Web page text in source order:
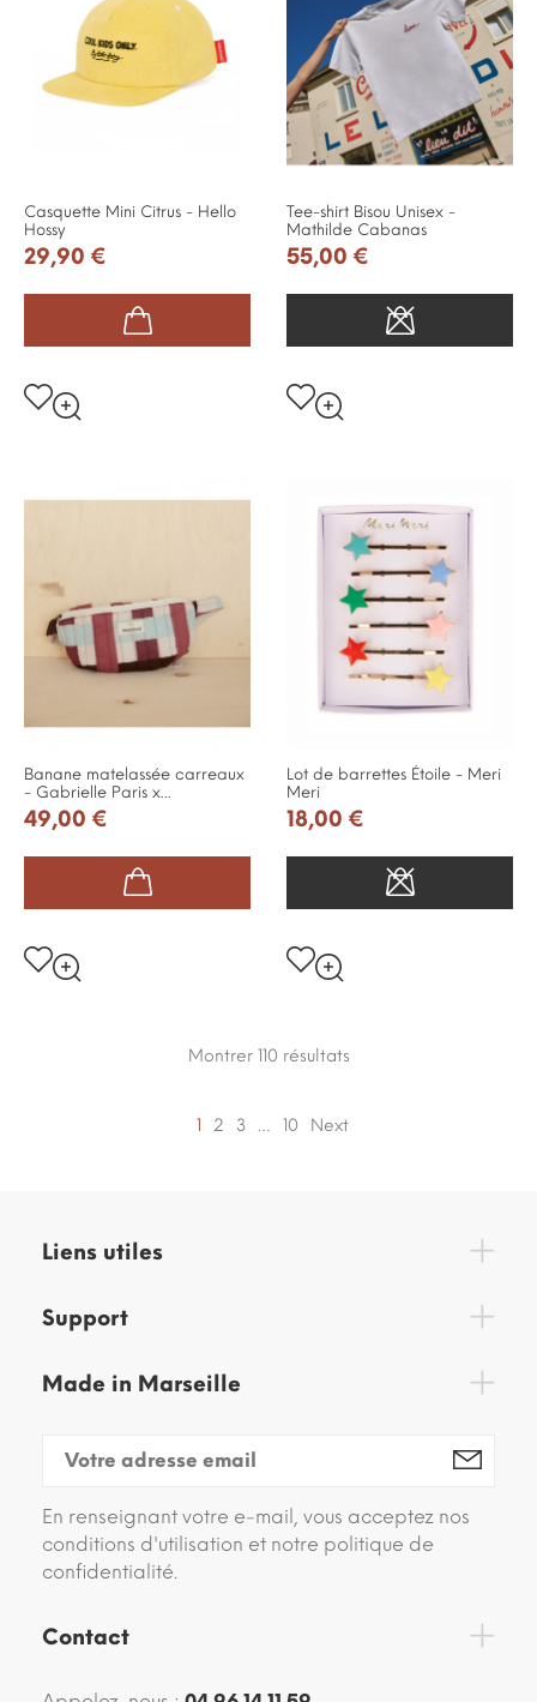
Casquette Mini Citrus - Hello
Hossy
29,90 €
Tee-shirt Bisou Unisex -
Mathilde Cabanas
55,00 €
Banane matelassée carreaux
- Gabrielle Paris x...
49,00 €
Lot de barrettes Étoile - Meri
Meri
18,00 €
Montrer 110 résultats
1 2 3 … 10 Next
Liens utiles
Support
Made in Marseille
En renseignant votre e-mail, vous acceptez nos
conditions d'utilisation et notre politique de
confidentialité.
Contact